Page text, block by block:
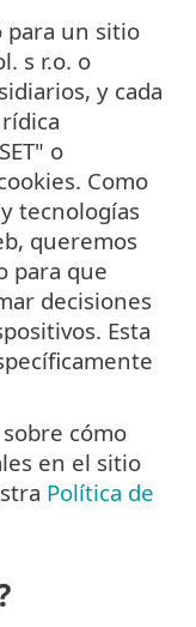
para un sitio
s r.o. o
y cada
o
Como
tecnologías
queremos
para que
decisiones
Esta
cómo
en el sitio
Política de